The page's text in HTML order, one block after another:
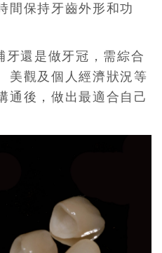
間保持牙齒外形和功
牙還是做牙冠，需綜合
美觀及個人經濟狀況等
通後，做出最適合自己